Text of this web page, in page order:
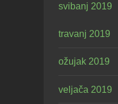
svibanj 2019
travanj 2019
ožujak 2019
veljača 2019